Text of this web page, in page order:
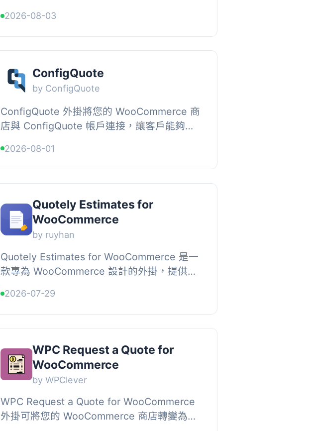
價格，包括訂購和付款。, , 【主...
2026-08-03
ConfigQuote
by ConfigQuote
ConfigQuote 外掛將您的 WooCommerce 商
店與 ConfigQuote 帳戶連接，讓客戶能夠配
定價格商品加入購物車。, , 【主...
2026-08-01
Quotely Estimates for
WooCommerce
by ruyhan
Quotely Estimates for WooCommerce 是一
款專為 WooCommerce 設計的外掛，提供前
下載 PDF 報價。所有提交的報價都...
2026-07-29
WPC Request a Quote for
WooCommerce
by WPClever
WPC Request a Quote for WooCommerce
外掛可將您的 WooCommerce 商店轉變為報